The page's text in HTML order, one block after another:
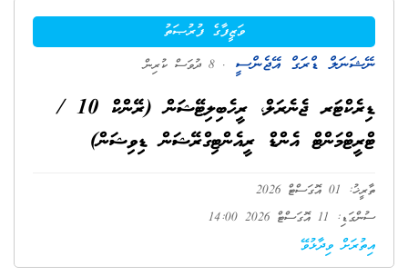
ވަޒީފާގެ ފުރުޞަތު
ނޭޝަނަލް ޑްރަގް އޭޖެންސީ . 8 ދުވަސް ކުރިން
ޑިރެކްޓަރ ޖެނެރަލް، ރީހެބިލިޓޭޝަން (ރޭންކް 10 /
ޓްރީޓްމަންޓް އެންޑް ރީއެންޓިގްރޭޝަން ޑިވިޝަން)
ތާރީޚު: 01 އޮގަސްޓް 2026
ސުންގަޑި: 11 އޮގަސްޓް 2026 14:00
އިތުރަށް ވިދާޅުވޭ